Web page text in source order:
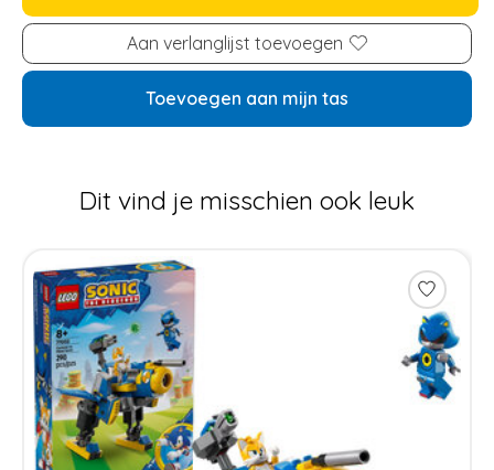
Aan verlanglijst toevoegen
Toevoegen aan mijn tas
Dit vind je misschien ook leuk
Items van productcarrousel